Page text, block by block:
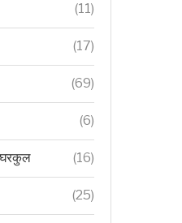
(11)
(17)
(69)
(6)
घरकुल (16)
(25)